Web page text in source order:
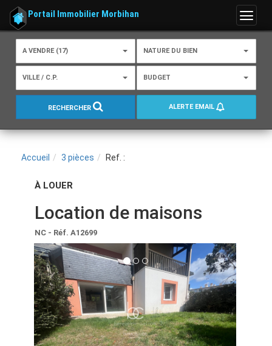
Menu
Portail Immobilier Morbihan
A VENDRE (17) NATURE DU BIEN
VILLE / C.P. BUDGET
RECHERCHER ALERTE EMAIL
Accueil 3 pièces Ref. :
À LOUER
Location de maisons
NC - Réf. A12699